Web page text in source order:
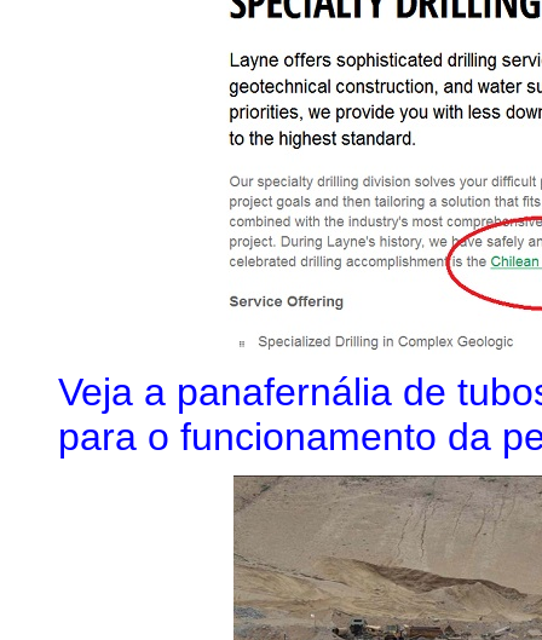
Veja a panafernália de
para o funcionamento da